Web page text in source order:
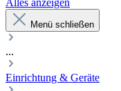
Alles anzeigen
Menü schließen
...
Einrichtung & Geräte